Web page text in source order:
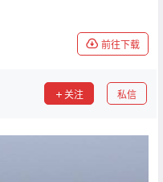
前往下载
关注 私信